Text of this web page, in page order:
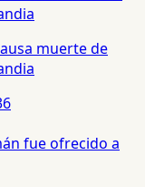
muerte de